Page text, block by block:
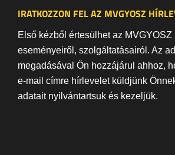
IRATKOZZON FEL AZ MVGYOSZ
Első kézből értesülhet az MVGYOSZ
eseményeiről, szolgáltatásairól. Az
megadásával Ön hozzájárul ahhoz,
e-mail címre hírlevelet küldjünk
adatait nyilvántartsuk és kezeljük.